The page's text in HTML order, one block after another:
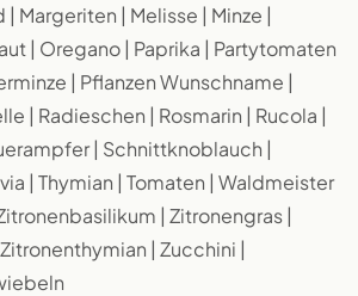
| Margeriten | Melisse | Minze |
| Oregano | Paprika | Partytomaten
| Pflanzen Wunschname |
| Radieschen | Rosmarin | Rucola |
| Schnittknoblauch |
| Thymian | Tomaten | Waldmeister
| Zitronengras |
| Zucchini |